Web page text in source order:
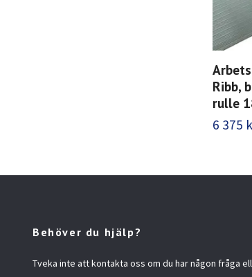
Ribb,
rulle
6 375
Behöver du hjälp?
Tveka inte att kontakta oss om du har någon fråga